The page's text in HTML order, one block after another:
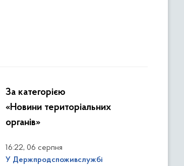
За категорією
«Новини територіальних
органів»
16:22, 06 серпня
У Держпродспоживслужбі